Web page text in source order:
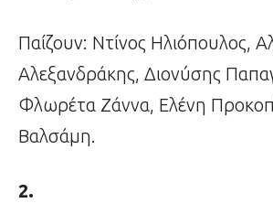
Παίζουν: Ντίνος Ηλιόπουλος,
Αλεξανδράκης, Διονύσης
Φλωρέτα Ζάννα, Ελένη
Βαλσάμη.
2.